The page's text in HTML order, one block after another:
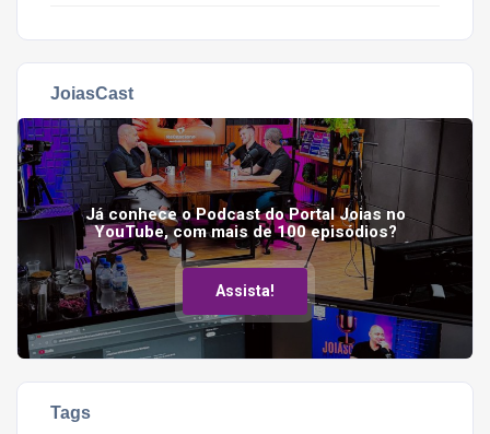
JoiasCast
Já conhece o Podcast do Portal Joias no
YouTube, com mais de 100 episódios?
Assista!
Tags